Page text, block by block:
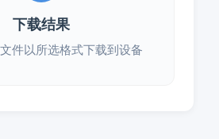
下载结果
件以所选格式下载到设备